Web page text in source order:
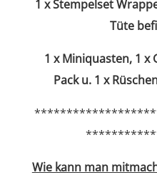
1 x Stempelset
Tüte
1 x Miniquasten, 1 x
Pack u. 1 x
Wie kann man